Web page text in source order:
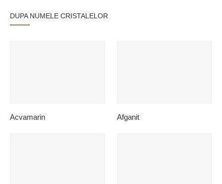
DUPA NUMELE CRISTALELOR
Acvamarin Afganit